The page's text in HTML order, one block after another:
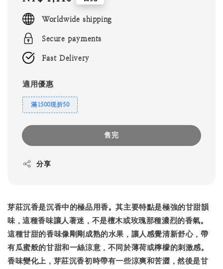
price
Worldwide shipping
Secure payments
Fast Delivery
適用優惠
滿1500現折50
售完
分享
芽莊沉香是沉香中的極品用香。其主要特點是極強的甘甜韻
味，這種香味讓人著迷，不是檀木或玫瑰那種濃烈的香氣。
這種甘甜的香味像剛剛成熟的水果，讓人感覺清新舒心，帶
有瓜蜜般的甘甜和一絲涼意，不同於薄荷或檸檬的刺激感。
香味變化上，芽莊沉香初時帶有一些涼爽和苦澀，然後是甘